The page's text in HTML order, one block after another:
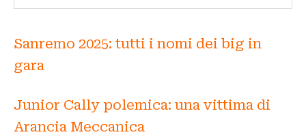
Sanremo 2025: tutti i nomi dei big in
gara
Junior Cally polemica: una vittima di
Arancia Meccanica